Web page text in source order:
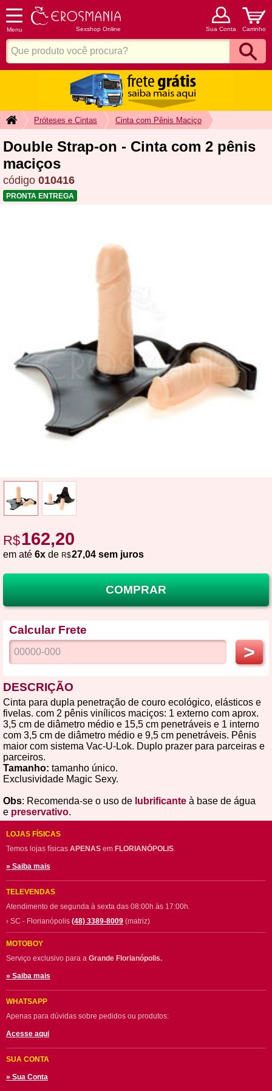
Menu Sexshop Online Sua Conta Carrinho
Próteses e Cintas Cinta com Pênis Maciço
Double Strap-on - Cinta com 2 pênis
maciços
código 010416
PRONTA ENTREGA
R$162,20
em até 6x de R$27,04 sem juros
COMPRAR
Calcular Frete
>
DESCRIÇÃO
Cinta para dupla penetração de couro ecológico, elásticos e
fivelas. com 2 pênis vinílicos maciços: 1 externo com aprox.
3,5 cm de diâmetro médio e 15,5 cm penetráveis e 1 interno
com 3,5 cm de diâmetro médio e 9,5 cm penetráveis. Pênis
maior com sistema Vac-U-Lok. Duplo prazer para parceiras e
parceiros.
Tamanho: tamanho único.
Exclusividade Magic Sexy.
Obs: Recomenda-se o uso de lubrificante à base de água
e preservativo.
LOJAS FÍSICAS
Temos lojas físicas APENAS em FLORIANÓPOLIS.
» Saiba mais
TELEVENDAS
Atendimento de segunda à sexta das 08:00h às 17:00h.
› SC - Florianópolis (48) 3389-8009 (matriz)
MOTOBOY
Serviço exclusivo para a Grande Florianópolis.
» Saiba mais
WHATSAPP
Apenas para dúvidas sobre pedidos ou produtos:
Acesse aqui
SUA CONTA
» Sua Conta